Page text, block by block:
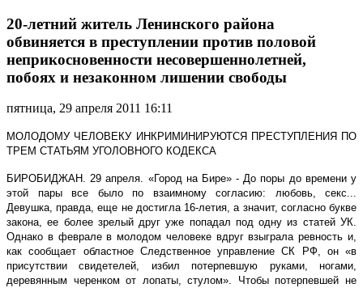
летний
Ленинского
района
обвиняется
преступлении
половой
неприкосновенности
побоях
и
незаконном
лишении
свободы
20-летний житель Ленинского района
обвиняется в преступлении против половой
неприкосновенности несовершеннолетней,
побоях и незаконном лишении свободы
пятница, 29 апреля 2011 16:11
МОЛОДОМУ ЧЕЛОВЕКУ ИНКРИМИНИРУЮТСЯ ПРЕСТУПЛЕНИЯ ПО
ТРЕМ СТАТЬЯМ УГОЛОВНОГО КОДЕКСА
БИРОБИДЖАН. 29 апреля. «Город на Бире» - До поры до времени у
этой пары все было по взаимному согласию: любовь, секс...
Девушка, правда, еще не достигла 16-летия, а значит, согласно букве
закона, ее более зрелый друг уже попадал под одну из статей УК.
Однако в феврале в молодом человеке вдруг взыграла ревность и,
как сообщает областное Следственное управление СК РФ, он «в
присутствии свидетелей, избил потерпевшую руками, ногами,
деревянным черенком от лопаты, стулом». Чтобы потерпевшей не